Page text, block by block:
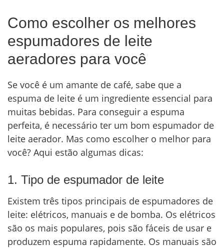
Como escolher os melhores
espumadores de leite
aeradores para você
Se você é um amante de café, sabe que a
espuma de leite é um ingrediente essencial para
muitas bebidas. Para conseguir a espuma
perfeita, é necessário ter um bom espumador de
leite aerador. Mas como escolher o melhor para
você? Aqui estão algumas dicas:
1. Tipo de espumador de leite
Existem três tipos principais de espumadores de
leite: elétricos, manuais e de bomba. Os elétricos
são os mais populares, pois são fáceis de usar e
produzem espuma rapidamente. Os manuais são